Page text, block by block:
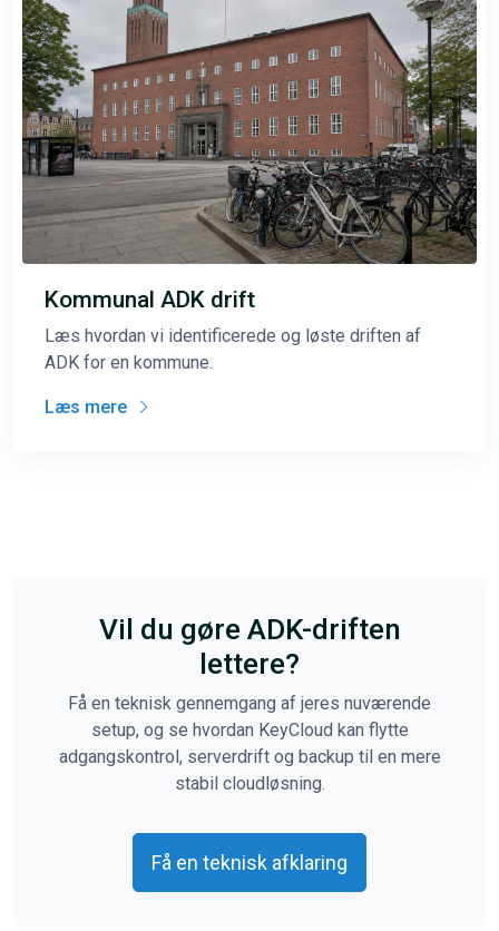
Kommunal ADK drift
Læs hvordan vi identificerede og løste driften af
ADK for en kommune.
Læs mere
Vil du gøre ADK-driften
lettere?
Få en teknisk gennemgang af jeres nuværende
setup, og se hvordan KeyCloud kan flytte
adgangskontrol, serverdrift og backup til en mere
stabil cloudløsning.
Få en teknisk afklaring